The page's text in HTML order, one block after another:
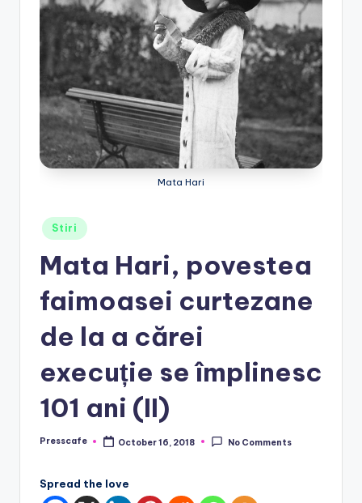
o
Mata Hari
Posted
Stiri
Mata Hari, povestea
faimoasei curtezane
de la a cărei
execuție se împlinesc
101 ani (II)
Posted
Presscafe October 16, 2018 No Comments
Spread the love